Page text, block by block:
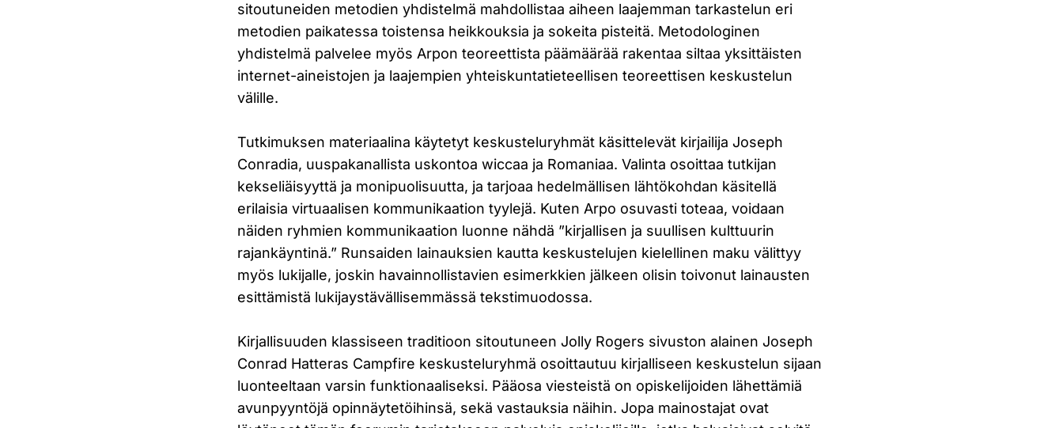
sitoutuneiden metodien yhdistelmä mahdollistaa aiheen laajemman tarkastelun eri
metodien paikatessa toistensa heikkouksia ja sokeita pisteitä. Metodologinen
yhdistelmä palvelee myös Arpon teoreettista päämäärää rakentaa siltaa yksittäisten
internet-aineistojen ja laajempien yhteiskuntatieteellisen teoreettisen keskustelun
välille.
Tutkimuksen materiaalina käytetyt keskusteluryhmät käsittelevät kirjailija Joseph
Conradia, uuspakanallista uskontoa wiccaa ja Romaniaa. Valinta osoittaa tutkijan
kekseliäisyyttä ja monipuolisuutta, ja tarjoaa hedelmällisen lähtökohdan käsitellä
erilaisia virtuaalisen kommunikaation tyylejä. Kuten Arpo osuvasti toteaa, voidaan
näiden ryhmien kommunikaation luonne nähdä ”kirjallisen ja suullisen kulttuurin
rajankäyntinä.” Runsaiden lainauksien kautta keskustelujen kielellinen maku välittyy
myös lukijalle, joskin havainnollistavien esimerkkien jälkeen olisin toivonut lainausten
esittämistä lukijaystävällisemmässä tekstimuodossa.
Kirjallisuuden klassiseen traditioon sitoutuneen Jolly Rogers sivuston alainen Joseph
Conrad Hatteras Campfire keskusteluryhmä osoittautuu kirjalliseen keskustelun sijaan
luonteeltaan varsin funktionaaliseksi. Pääosa viesteistä on opiskelijoiden lähettämiä
avunpyyntöjä opinnäytetöihinsä, sekä vastauksia näihin. Jopa mainostajat ovat